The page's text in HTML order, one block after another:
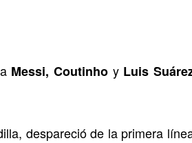
Messi, Coutinho y Luis
despareció de la primera